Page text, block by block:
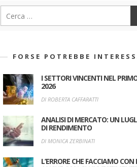
FORSE POTREBBE
I SETTORI VINCENTI NEL
2026
DI ROBERTA CAFFARATTI
ANALISI DI MERCATO: UN
DI RENDIMENTO
DI MONICA ZERBINATI
L’ERRORE CHE FACCIAMO CON